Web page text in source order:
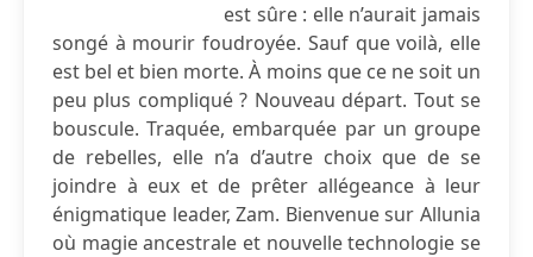
est sûre : elle n’aurait jamais
songé à mourir foudroyée. Sauf que voilà, elle
est bel et bien morte. À moins que ce ne soit un
peu plus compliqué ? Nouveau départ. Tout se
bouscule. Traquée, embarquée par un groupe
de rebelles, elle n’a d’autre choix que de se
joindre à eux et de prêter allégeance à leur
énigmatique leader, Zam. Bienvenue sur Allunia
où magie ancestrale et nouvelle technologie se